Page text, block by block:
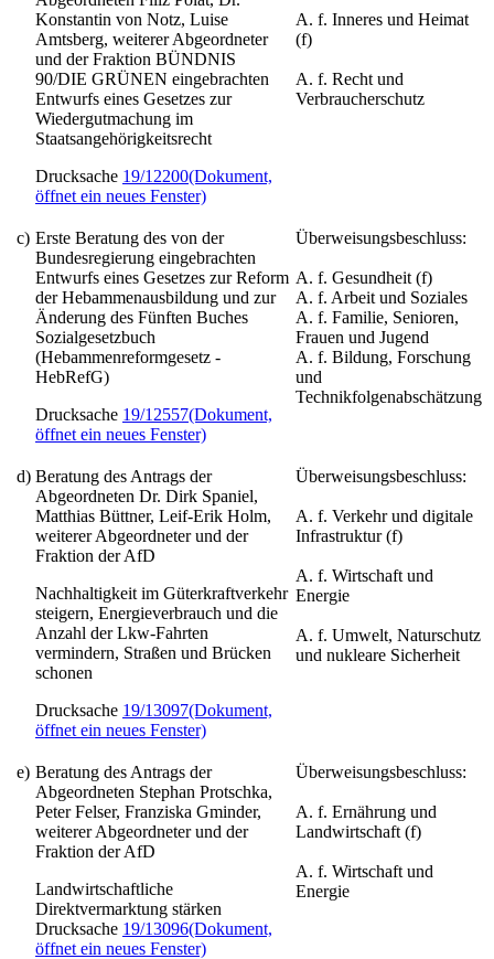
Konstantin von Notz, Luise
Amtsberg, weiterer Abgeordneter
und der Fraktion BÜNDNIS
90/DIE GRÜNEN eingebrachten
Entwurfs eines Gesetzes zur
Wiedergutmachung im
Staatsangehörigkeitsrecht
Drucksache 19/12200(Dokument,
öffnet ein neues Fenster)
A. f. Inneres und Heimat
(f)
A. f. Recht und
Verbraucherschutz
c) Erste Beratung des von der
Bundesregierung eingebrachten
Entwurfs eines Gesetzes zur Reform
der Hebammenausbildung und zur
Änderung des Fünften Buches
Sozialgesetzbuch
(Hebammenreformgesetz -
HebRefG)
Drucksache 19/12557(Dokument,
öffnet ein neues Fenster)
Überweisungsbeschluss:
A. f. Gesundheit (f)
A. f. Arbeit und Soziales
A. f. Familie, Senioren,
Frauen und Jugend
A. f. Bildung, Forschung
und
Technikfolgenabschätzung
d) Beratung des Antrags der
Abgeordneten Dr. Dirk Spaniel,
Matthias Büttner, Leif-Erik Holm,
weiterer Abgeordneter und der
Fraktion der AfD
Nachhaltigkeit im Güterkraftverkehr
steigern, Energieverbrauch und die
Anzahl der Lkw-Fahrten
vermindern, Straßen und Brücken
schonen
Drucksache 19/13097(Dokument,
öffnet ein neues Fenster)
Überweisungsbeschluss:
A. f. Verkehr und digitale
Infrastruktur (f)
A. f. Wirtschaft und
Energie
A. f. Umwelt, Naturschutz
und nukleare Sicherheit
e) Beratung des Antrags der
Abgeordneten Stephan Protschka,
Peter Felser, Franziska Gminder,
weiterer Abgeordneter und der
Fraktion der AfD
Landwirtschaftliche
Direktvermarktung stärken
Drucksache 19/13096(Dokument,
öffnet ein neues Fenster)
Überweisungsbeschluss:
A. f. Ernährung und
Landwirtschaft (f)
A. f. Wirtschaft und
Energie